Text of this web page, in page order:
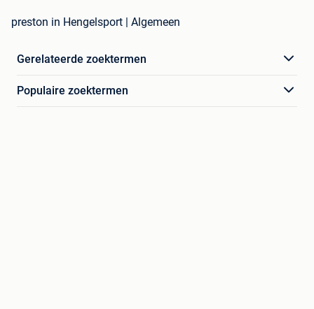
preston in Hengelsport | Algemeen
Gerelateerde zoektermen
Populaire zoektermen